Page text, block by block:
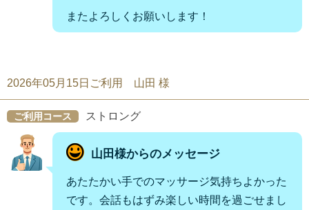
またよろしくお願いします！
2026年05月15日ご利用 山田 様
ご利用コース ストロング
山田様からのメッセージ
あたたかい手でのマッサージ気持ちよかった
です。会話もはずみ楽しい時間を過ごせまし